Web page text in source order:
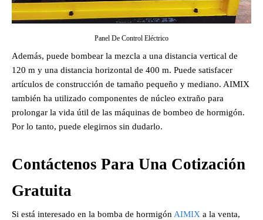
Panel De Control Eléctrico
Además, puede bombear la mezcla a una distancia vertical de
120 m y una distancia horizontal de 400 m. Puede satisfacer
artículos de construcción de tamaño pequeño y mediano. AIMIX
también ha utilizado componentes de núcleo extraño para
prolongar la vida útil de las máquinas de bombeo de hormigón.
Por lo tanto, puede elegirnos sin dudarlo.
Contáctenos Para Una Cotización
Gratuita
Si está interesado en la bomba de hormigónAIMIX a la venta,